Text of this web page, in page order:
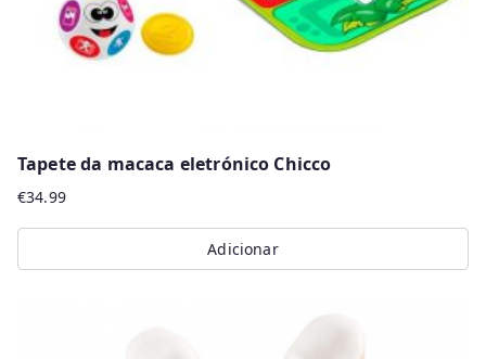
Tapete da macaca eletrónico Chicco
€34.99
Adicionar